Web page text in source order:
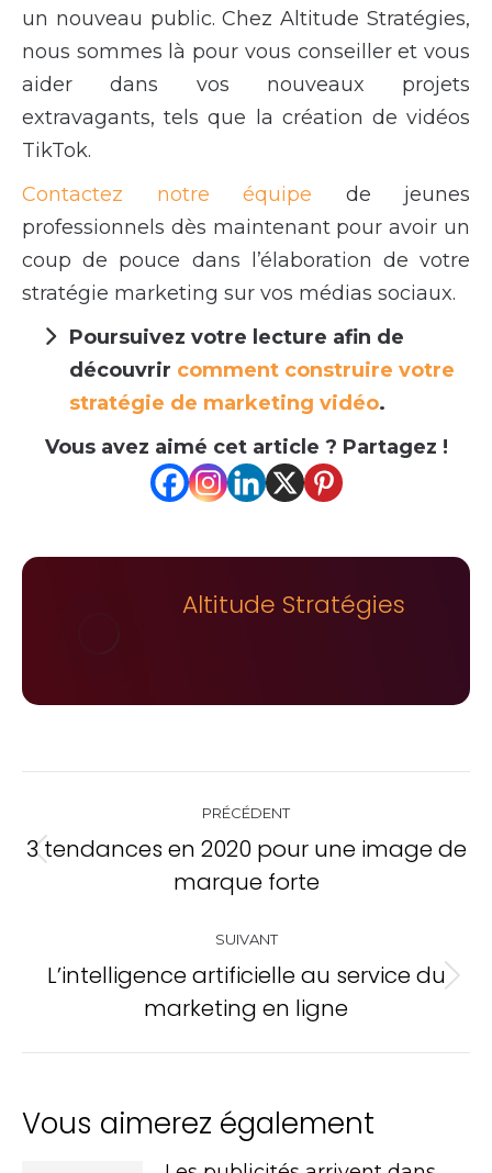
un nouveau public. Chez Altitude Stratégies,
nous sommes là pour vous conseiller et vous
aider dans vos nouveaux projets
extravagants, tels que la création de vidéos
TikTok.
Contactez notre équipe de jeunes
professionnels dès maintenant pour avoir un
coup de pouce dans l’élaboration de votre
stratégie marketing sur vos médias sociaux.
Poursuivez votre lecture afin de
découvrir comment construire votre
stratégie de marketing vidéo.
Vous avez aimé cet article ? Partagez !
Altitude Stratégies
Navigation
de
commentaire
PRÉCÉDENT
Onglet
précédent
3 tendances en 2020 pour une image de
marque forte
SUIVANT
Onglet
suivant
L’intelligence artificielle au service du
marketing en ligne
Vous aimerez également